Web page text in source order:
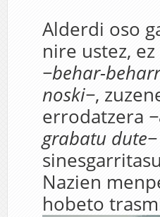
Alderdi oso
nire ustez,
−behar-
noski−,
errodatzera −
grabatu dute−
Nazien
hobeto